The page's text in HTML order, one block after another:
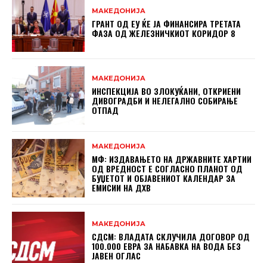
МАКЕДОНИЈА
ГРАНТ ОД ЕУ ЌЕ ЈА ФИНАНСИРА ТРЕТАТА
ФАЗА ОД ЖЕЛЕЗНИЧКИОТ КОРИДОР 8
МАКЕДОНИЈА
ИНСПЕКЦИЈА ВО ЗЛОКУЌАНИ, ОТКРИЕНИ
ДИВОГРАДБИ И НЕЛЕГАЛНО СОБИРАЊЕ
ОТПАД
МАКЕДОНИЈА
МФ: ИЗДАВАЊЕТО НА ДРЖАВНИТЕ ХАРТИИ
ОД ВРЕДНОСТ Е СОГЛАСНО ПЛАНОТ ОД
БУЏЕТОТ И ОБЈАВЕНИОТ КАЛЕНДАР ЗА
ЕМИСИИ НА ДХВ
МАКЕДОНИЈА
СДСМ: ВЛАДАТА СКЛУЧИЛА ДОГОВОР ОД
100.000 ЕВРА ЗА НАБАВКА НА ВОДА БЕЗ
ЈАВЕН ОГЛАС